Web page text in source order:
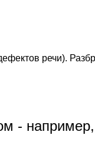
речи).
- например,